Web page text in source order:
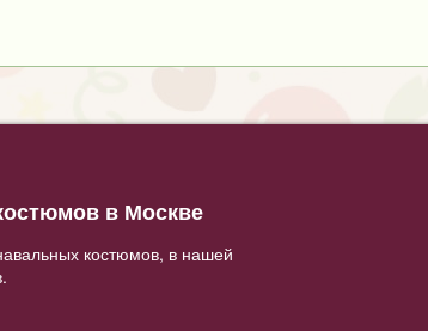
в Москве
костюмов, в нашей